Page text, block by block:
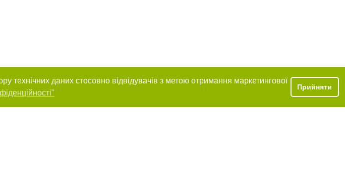
технічних даних стосовно відвідувачів з метою отримання маркетингової
Прийняти